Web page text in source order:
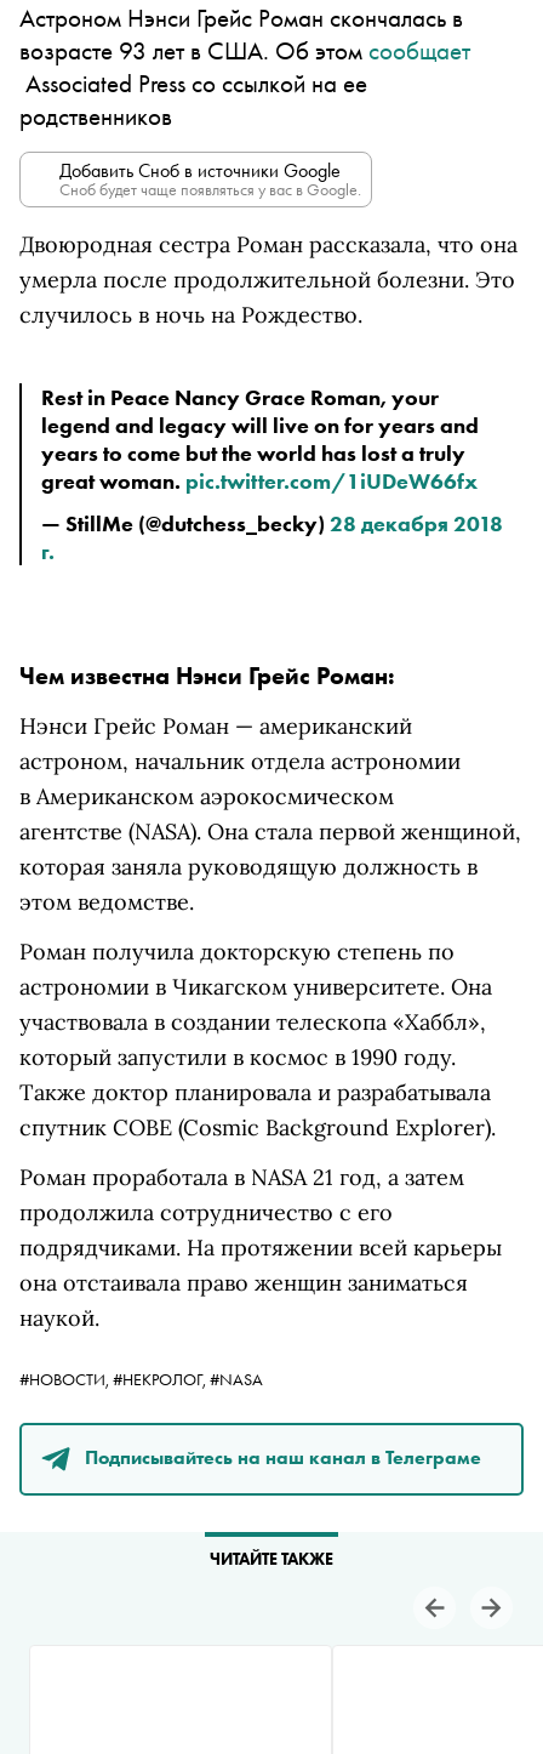
Астроном Нэнси Грейс Роман скончалась в
возрасте 93 лет в США. Об этомсообщает
Associated Press со ссылкой на ее
родственников
Добавить Сноб в источники Google
Сноб будет чаще появляться у вас в Google.
Двоюродная сестра Роман рассказала, что она
умерла после продолжительной болезни. Это
случилось в ночь на Рождество.
Rest in Peace Nancy Grace Roman, your
legend and legacy will live on for years and
years to come but the world has lost a truly
great woman. pic.twitter.com/1iUDeW66fx
— StillMe (@dutchess_becky) 28 декабря 2018
г.
Чем известна Нэнси Грейс Роман:
Нэнси Грейс Роман — американский
астроном, начальник отдела астрономии
в Американском аэрокосмическом
агентстве (NASA). Она стала первой женщиной,
которая заняла руководящую должность в
этом ведомстве.
Роман получила докторскую степень по
астрономии в Чикагском университете. Она
участвовала в создании телескопа «Хаббл»,
который запустили в космос в 1990 году.
Также доктор планировала и разрабатывала
спутник COBE (Cosmic Background Explorer).
Роман проработала в NASA 21 год, а затем
продолжила сотрудничество с его
подрядчиками. На протяжении всей карьеры
она отстаивала право женщин заниматься
наукой.
#НОВОСТИ, #НЕКРОЛОГ, #NASA
Подписывайтесь на наш канал в Телеграме
ЧИТАЙТЕ ТАКЖЕ